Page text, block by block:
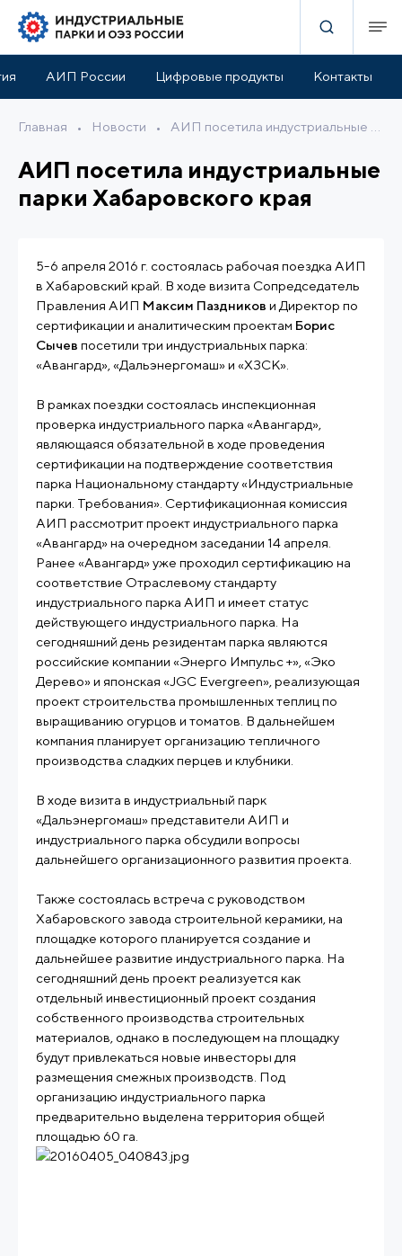
АИП России Цифровые продукты Контакты
Главная • Новости •
АИП посетила индустриальные
парки Хабаровского края
5-6 апреля 2016 г. состоялась рабочая поездка АИП
в Хабаровский край. В ходе визита Сопредседатель
Правления АИП Максим Паздников и Директор по
сертификации и аналитическим проектам Борис
Сычев посетили три индустриальных парка:
«Авангард», «Дальэнергомаш» и «ХЗСК».
В рамках поездки состоялась инспекционная
проверка индустриального парка «Авангард»,
являющаяся обязательной в ходе проведения
сертификации на подтверждение соответствия
парка Национальному стандарту «Индустриальные
парки. Требования». Сертификационная комиссия
АИП рассмотрит проект индустриального парка
«Авангард» на очередном заседании 14 апреля.
Ранее «Авангард» уже проходил сертификацию на
соответствие Отраслевому стандарту
индустриального парка АИП и имеет статус
действующего индустриального парка. На
сегодняшний день резидентам парка являются
российские компании «Энерго Импульс +», «Эко
Дерево» и японская «JGC Evergreen», реализующая
проект строительства промышленных теплиц по
выращиванию огурцов и томатов. В дальнейшем
компания планирует организацию тепличного
производства сладких перцев и клубники.
В ходе визита в индустриальный парк
«Дальэнергомаш» представители АИП и
индустриального парка обсудили вопросы
дальнейшего организационного развития проекта.
Также состоялась встреча с руководством
Хабаровского завода строительной керамики, на
площадке которого планируется создание и
дальнейшее развитие индустриального парка. На
сегодняшний день проект реализуется как
отдельный инвестиционный проект создания
собственного производства строительных
материалов, однако в последующем на площадку
будут привлекаться новые инвесторы для
размещения смежных производств. Под
организацию индустриального парка
предварительно выделена территория общей
площадью 60 га.